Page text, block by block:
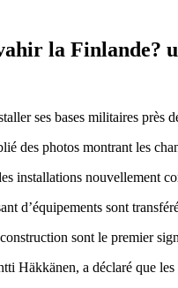
la
ses bases militaires près
des photos montrant les
installations nouvellement
d’équipements sont
sont le premier
Häkkänen, a déclaré que